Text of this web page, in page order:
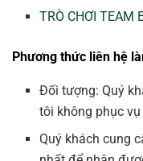
TRÒ CHƠI TEAM
Phương thức liên hệ
Đối tượng: Quý
tôi không phục
Quý khách cung